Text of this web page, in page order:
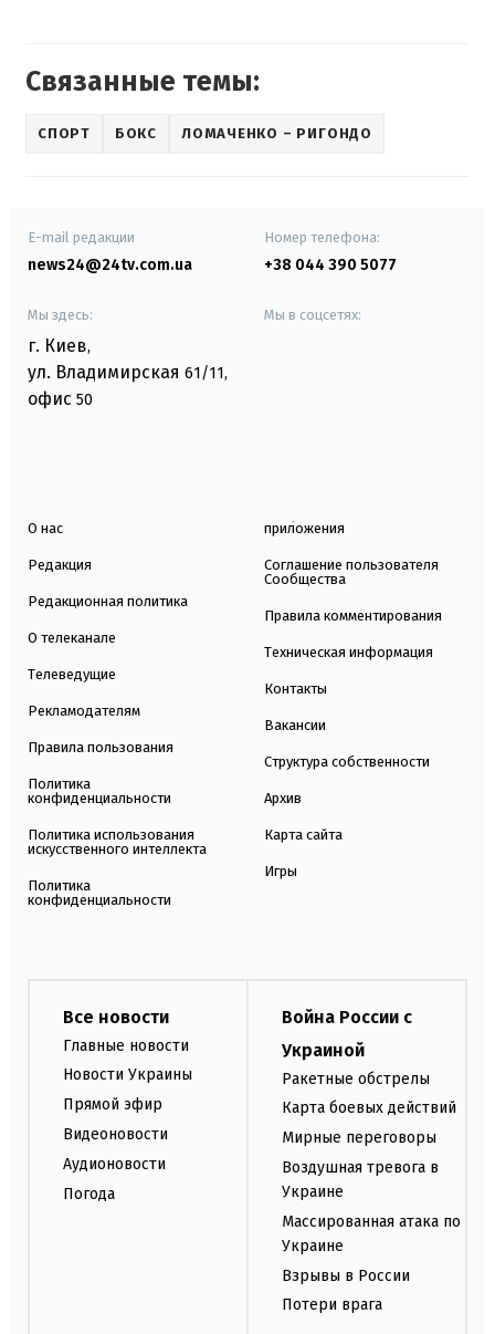
Связанные темы:
СПОРТ БОКС ЛОМАЧЕНКО – РИГОНДО
E-mail редакции
news24@24tv.com.ua
Номер телефона:
+38 044 390 5077
Мы здесь:
г. Киев,
ул. Владимирская 61/11,
офис 50
Мы в соцсетях:
О нас
Редакция
Редакционная политика
О телеканале
Телеведущие
Рекламодателям
Правила пользования
Политика
конфиденциальности
Политика использования
искусственного интеллекта
Политика
конфиденциальности
приложения
Соглашение пользователя
Сообщества
Правила комментирования
Техническая информация
Контакты
Вакансии
Структура собственности
Архив
Карта сайта
Игры
Все новости
Главные новости
Новости Украины
Прямой эфир
Видеоновости
Аудионовости
Погода
Война России с
Украиной
Ракетные обстрелы
Карта боевых действий
Мирные переговоры
Воздушная тревога в
Украине
Массированная атака по
Украине
Взрывы в России
Потери врага